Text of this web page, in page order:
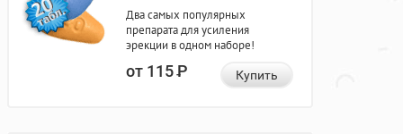
Два самых популярных
препарата для усиления
эрекции в одном наборе!
от 115Р Купить